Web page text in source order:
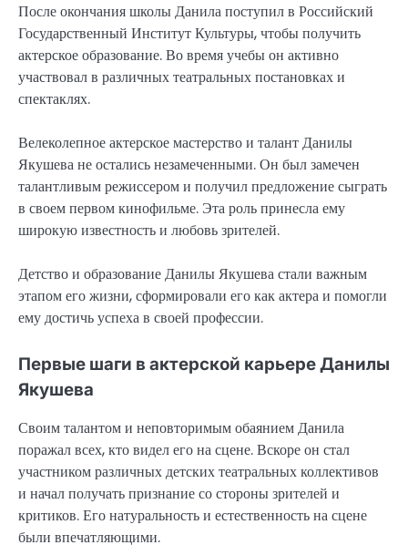
После окончания школы Данила поступил в Российский
Государственный Институт Культуры, чтобы получить
актерское образование. Во время учебы он активно
участвовал в различных театральных постановках и
спектаклях.
Велеколепное актерское мастерство и талант Данилы
Якушева не остались незамеченными. Он был замечен
талантливым режиссером и получил предложение сыграть
в своем первом кинофильме. Эта роль принесла ему
широкую известность и любовь зрителей.
Детство и образование Данилы Якушева стали важным
этапом его жизни, сформировали его как актера и помогли
ему достичь успеха в своей профессии.
Первые шаги в актерской карьере Данилы
Якушева
Своим талантом и неповторимым обаянием Данила
поражал всех, кто видел его на сцене. Вскоре он стал
участником различных детских театральных коллективов
и начал получать признание со стороны зрителей и
критиков. Его натуральность и естественность на сцене
были впечатляющими.